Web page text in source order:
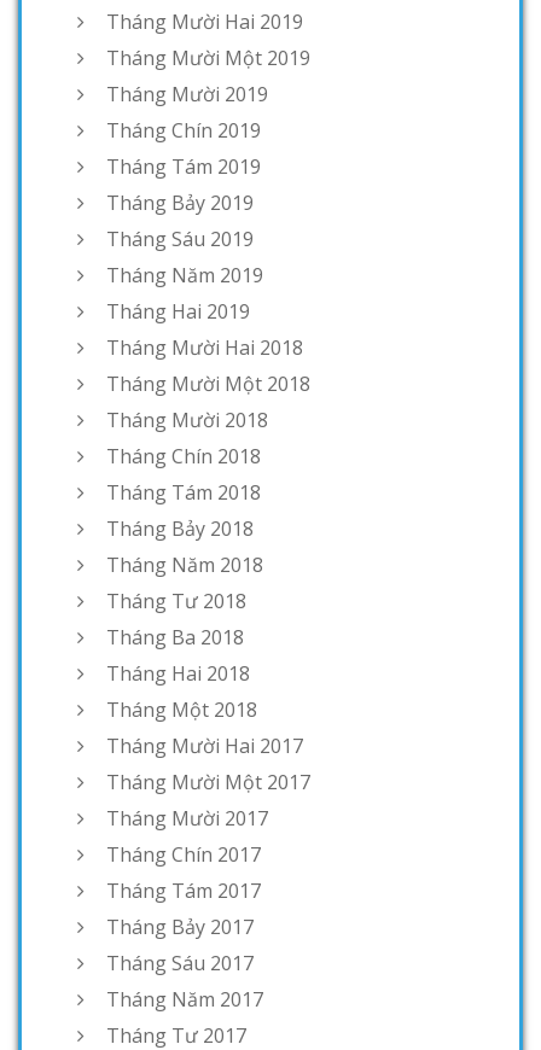
Tháng Mười Hai 2019
Tháng Mười Một 2019
Tháng Mười 2019
Tháng Chín 2019
Tháng Tám 2019
Tháng Bảy 2019
Tháng Sáu 2019
Tháng Năm 2019
Tháng Hai 2019
Tháng Mười Hai 2018
Tháng Mười Một 2018
Tháng Mười 2018
Tháng Chín 2018
Tháng Tám 2018
Tháng Bảy 2018
Tháng Năm 2018
Tháng Tư 2018
Tháng Ba 2018
Tháng Hai 2018
Tháng Một 2018
Tháng Mười Hai 2017
Tháng Mười Một 2017
Tháng Mười 2017
Tháng Chín 2017
Tháng Tám 2017
Tháng Bảy 2017
Tháng Sáu 2017
Tháng Năm 2017
Tháng Tư 2017